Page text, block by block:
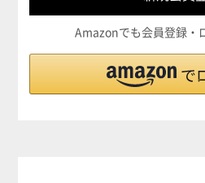
Amazonでも会員登録・